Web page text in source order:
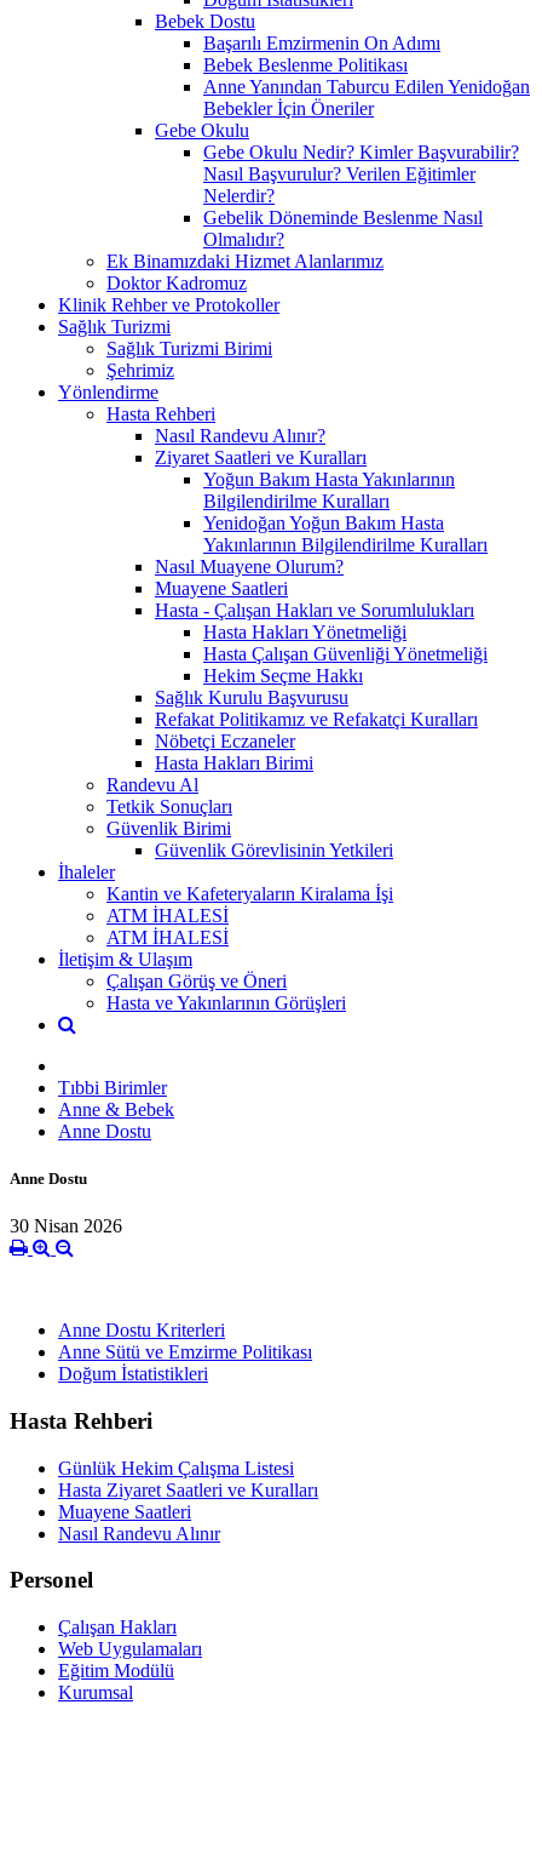
Bebek Dostu
Başarılı Emzirmenin On Adımı
Bebek Beslenme Politikası
Anne Yanından Taburcu Edilen Yenidoğan
Bebekler İçin Öneriler
Gebe Okulu
Gebe Okulu Nedir? Kimler Başvurabilir?
Nasıl Başvurulur? Verilen Eğitimler
Nelerdir?
Gebelik Döneminde Beslenme Nasıl
Olmalıdır?
Ek Binamızdaki Hizmet Alanlarımız
Doktor Kadromuz
Klinik Rehber ve Protokoller
Sağlık Turizmi
Sağlık Turizmi Birimi
Şehrimiz
Yönlendirme
Hasta Rehberi
Nasıl Randevu Alınır?
Ziyaret Saatleri ve Kuralları
Yoğun Bakım Hasta Yakınlarının
Bilgilendirilme Kuralları
Yenidoğan Yoğun Bakım Hasta
Yakınlarının Bilgilendirilme Kuralları
Nasıl Muayene Olurum?
Muayene Saatleri
Hasta - Çalışan Hakları ve Sorumlulukları
Hasta Hakları Yönetmeliği
Hasta Çalışan Güvenliği Yönetmeliği
Hekim Seçme Hakkı
Sağlık Kurulu Başvurusu
Refakat Politikamız ve Refakatçi Kuralları
Nöbetçi Eczaneler
Hasta Hakları Birimi
Randevu Al
Tetkik Sonuçları
Güvenlik Birimi
Güvenlik Görevlisinin Yetkileri
İhaleler
Kantin ve Kafeteryaların Kiralama İşi
ATM İHALESİ
ATM İHALESİ
İletişim & Ulaşım
Çalışan Görüş ve Öneri
Hasta ve Yakınlarının Görüşleri
Tıbbi Birimler
Anne & Bebek
Anne Dostu
Anne Dostu
30 Nisan 2026
Anne Dostu Kriterleri
Anne Sütü ve Emzirme Politikası
Doğum İstatistikleri
Hasta Rehberi
Günlük Hekim Çalışma Listesi
Hasta Ziyaret Saatleri ve Kuralları
Muayene Saatleri
Nasıl Randevu Alınır
Personel
Çalışan Hakları
Web Uygulamaları
Eğitim Modülü
Kurumsal